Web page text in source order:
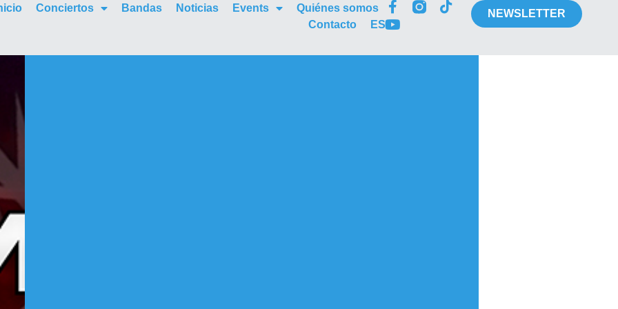
Conciertos Bandas Noticias Events
Quiénes somos
Contacto
ES
NEWSLETTER